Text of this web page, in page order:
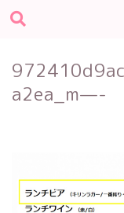
a2ea_m—-